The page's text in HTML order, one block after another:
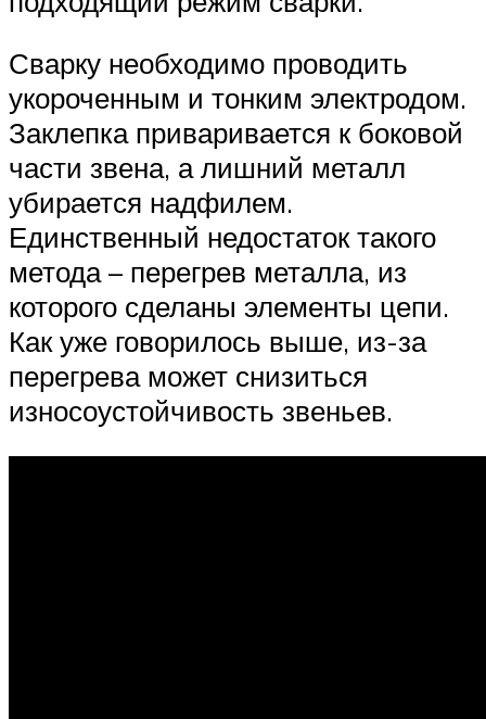
Сварку необходимо проводить
укороченным и тонким электродом.
Заклепка приваривается к боковой
части звена, а лишний металл
убирается надфилем.
Единственный недостаток такого
метода – перегрев металла, из
которого сделаны элементы цепи.
Как уже говорилось выше, из-за
перегрева может снизиться
износоустойчивость звеньев.